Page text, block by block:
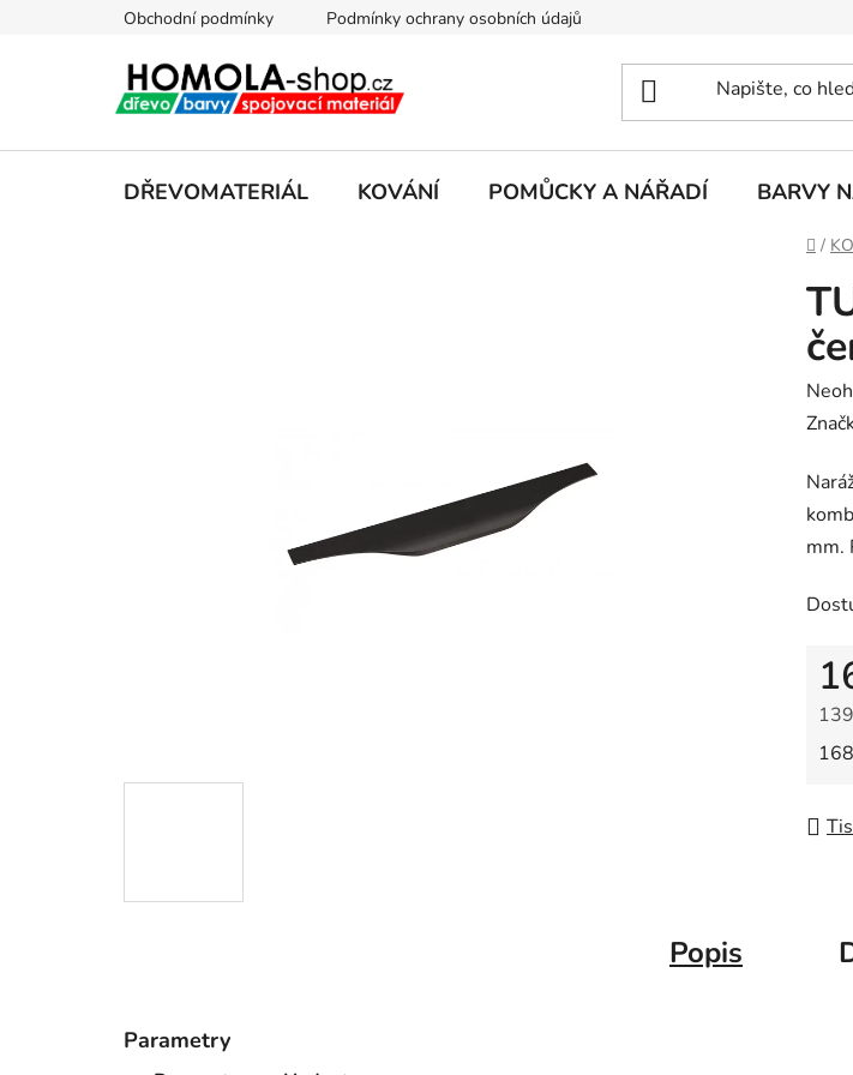
Obchodní podmínky Podmínky ochrany osobních údajů
DŘEVOMATERIÁL KOVÁNÍ POMŮCKY A NÁŘADÍ BARVY
/
je
0,0
z
mm.
Popis
Parametry